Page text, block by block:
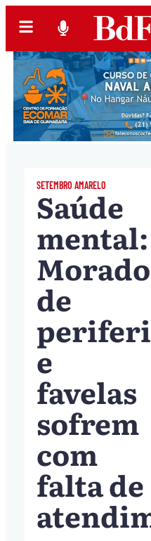
SETEMBRO AMARELO
Saúde
mental:
de
e
favelas
sofrem
com
falta de